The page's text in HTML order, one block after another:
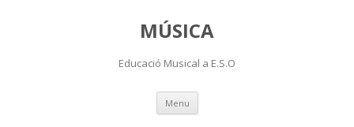
MÚSICA
Educació Musical a E.S.O
Menu Skip
content